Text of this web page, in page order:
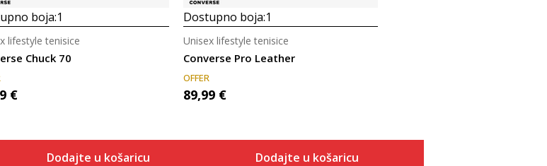
boja:1
Chuck 70
lifestyle tenisice
€
Dodajte u košaricu
Dostupno boja:1
Converse Pro Leather
Unisex lifestyle tenisice
OFFER
89,99 €
Dodajte u košaricu